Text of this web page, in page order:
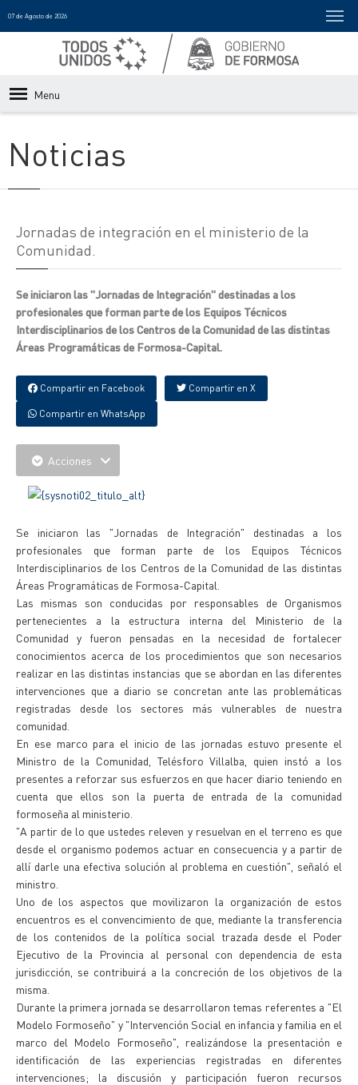
07 de Agosto de 2026
Menu
Noticias
Jornadas de integración en el ministerio de la
Comunidad.
Se iniciaron las "Jornadas de Integración" destinadas a los
profesionales que forman parte de los Equipos Técnicos
Interdisciplinarios de los Centros de la Comunidad de las distintas
Áreas Programáticas de Formosa-Capital.
Compartir en Facebook Compartir en X
Compartir en WhatsApp
Acciones
Se iniciaron las "Jornadas de Integración" destinadas a los
profesionales que forman parte de los Equipos Técnicos
Interdisciplinarios de los Centros de la Comunidad de las distintas
Áreas Programáticas de Formosa-Capital.
Las mismas son conducidas por responsables de Organismos
pertenecientes a la estructura interna del Ministerio de la
Comunidad y fueron pensadas en la necesidad de fortalecer
conocimientos acerca de los procedimientos que son necesarios
realizar en las distintas instancias que se abordan en las diferentes
intervenciones que a diario se concretan ante las problemáticas
registradas desde los sectores más vulnerables de nuestra
comunidad.
En ese marco para el inicio de las jornadas estuvo presente el
Ministro de la Comunidad, Telésforo Villalba, quien instó a los
presentes a reforzar sus esfuerzos en que hacer diario teniendo en
cuenta que ellos son la puerta de entrada de la comunidad
formoseña al ministerio.
"A partir de lo que ustedes releven y resuelvan en el terreno es que
desde el organismo podemos actuar en consecuencia y a partir de
allí darle una efectiva solución al problema en cuestión", señaló el
ministro.
Uno de los aspectos que movilizaron la organización de estos
encuentros es el convencimiento de que, mediante la transferencia
de los contenidos de la política social trazada desde el Poder
Ejecutivo de la Provincia al personal con dependencia de esta
jurisdicción, se contribuirá a la concreción de los objetivos de la
misma.
Durante la primera jornada se desarrollaron temas referentes a "El
Modelo Formoseño" y "Intervención Social en infancia y familia en el
marco del Modelo Formoseño", realizándose la presentación e
identificación de las experiencias registradas en diferentes
intervenciones; la discusión y participación fueron recursos